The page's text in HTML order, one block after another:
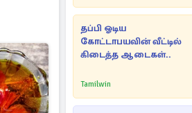
தப்பி ஓடிய
கோட்டாபயவின் வீட்டில்
கிடைத்த ஆடைகள்..
Tamilwin